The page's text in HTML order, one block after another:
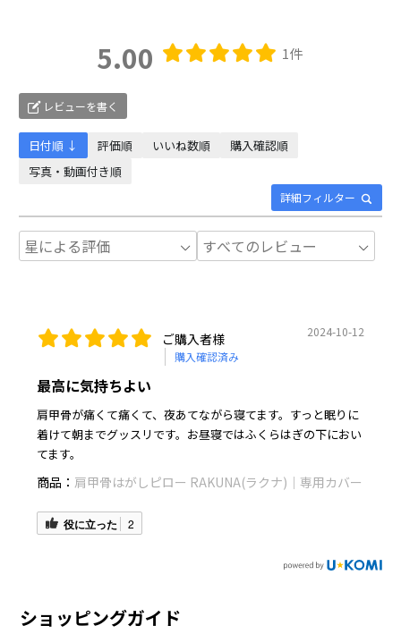
5.00 1件
レビューを書く
詳細フィルター
日付順 ↓ 評価順 いいね数順
購入確認順
写真・動画付き順
ご購入者様
購入確認済み
2024-10-12
最高に気持ちよい
肩甲骨が痛くて痛くて、夜あてながら寝てます。すっと眠りに
着けて朝までグッスリです。お昼寝ではふくらはぎの下におい
てます。
商品： 肩甲骨はがしピロー RAKUNA(ラクナ)｜専用カバー
役に立った 2
ショッピングガイド